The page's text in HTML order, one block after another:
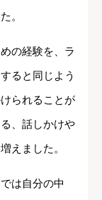
。
の経験を、ラ
ると同じよう
られることが
、話しかけや
えました。
は自分の中